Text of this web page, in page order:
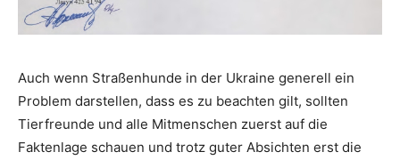
Auch wenn Straßenhunde in der Ukraine generell ein
Problem darstellen, dass es zu beachten gilt, sollten
Tierfreunde und alle Mitmenschen zuerst auf die
Faktenlage schauen und trotz guter Absichten erst die